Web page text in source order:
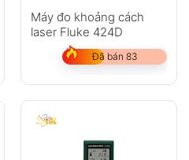
Máy đo khoảng cách
laser Fluke 424D
Đã bán 83